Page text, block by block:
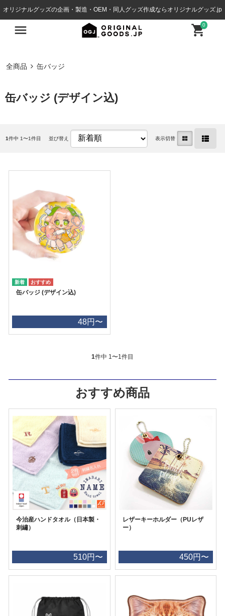
オリジナルグッズの企画・製造・OEM・同人グッズ作成ならオリジナルグッズ.jp
0
全商品 缶バッジ
缶バッジ (デザイン込)
1件中 1〜1件目 並び替え 表示切替
缶バッジ (デザイン込)
48円〜
1件中 1〜1件目
おすすめ商品
今治産ハンドタオル（日本製・
刺繡）
510円〜
レザーキーホルダー（PUレザ
ー）
450円〜